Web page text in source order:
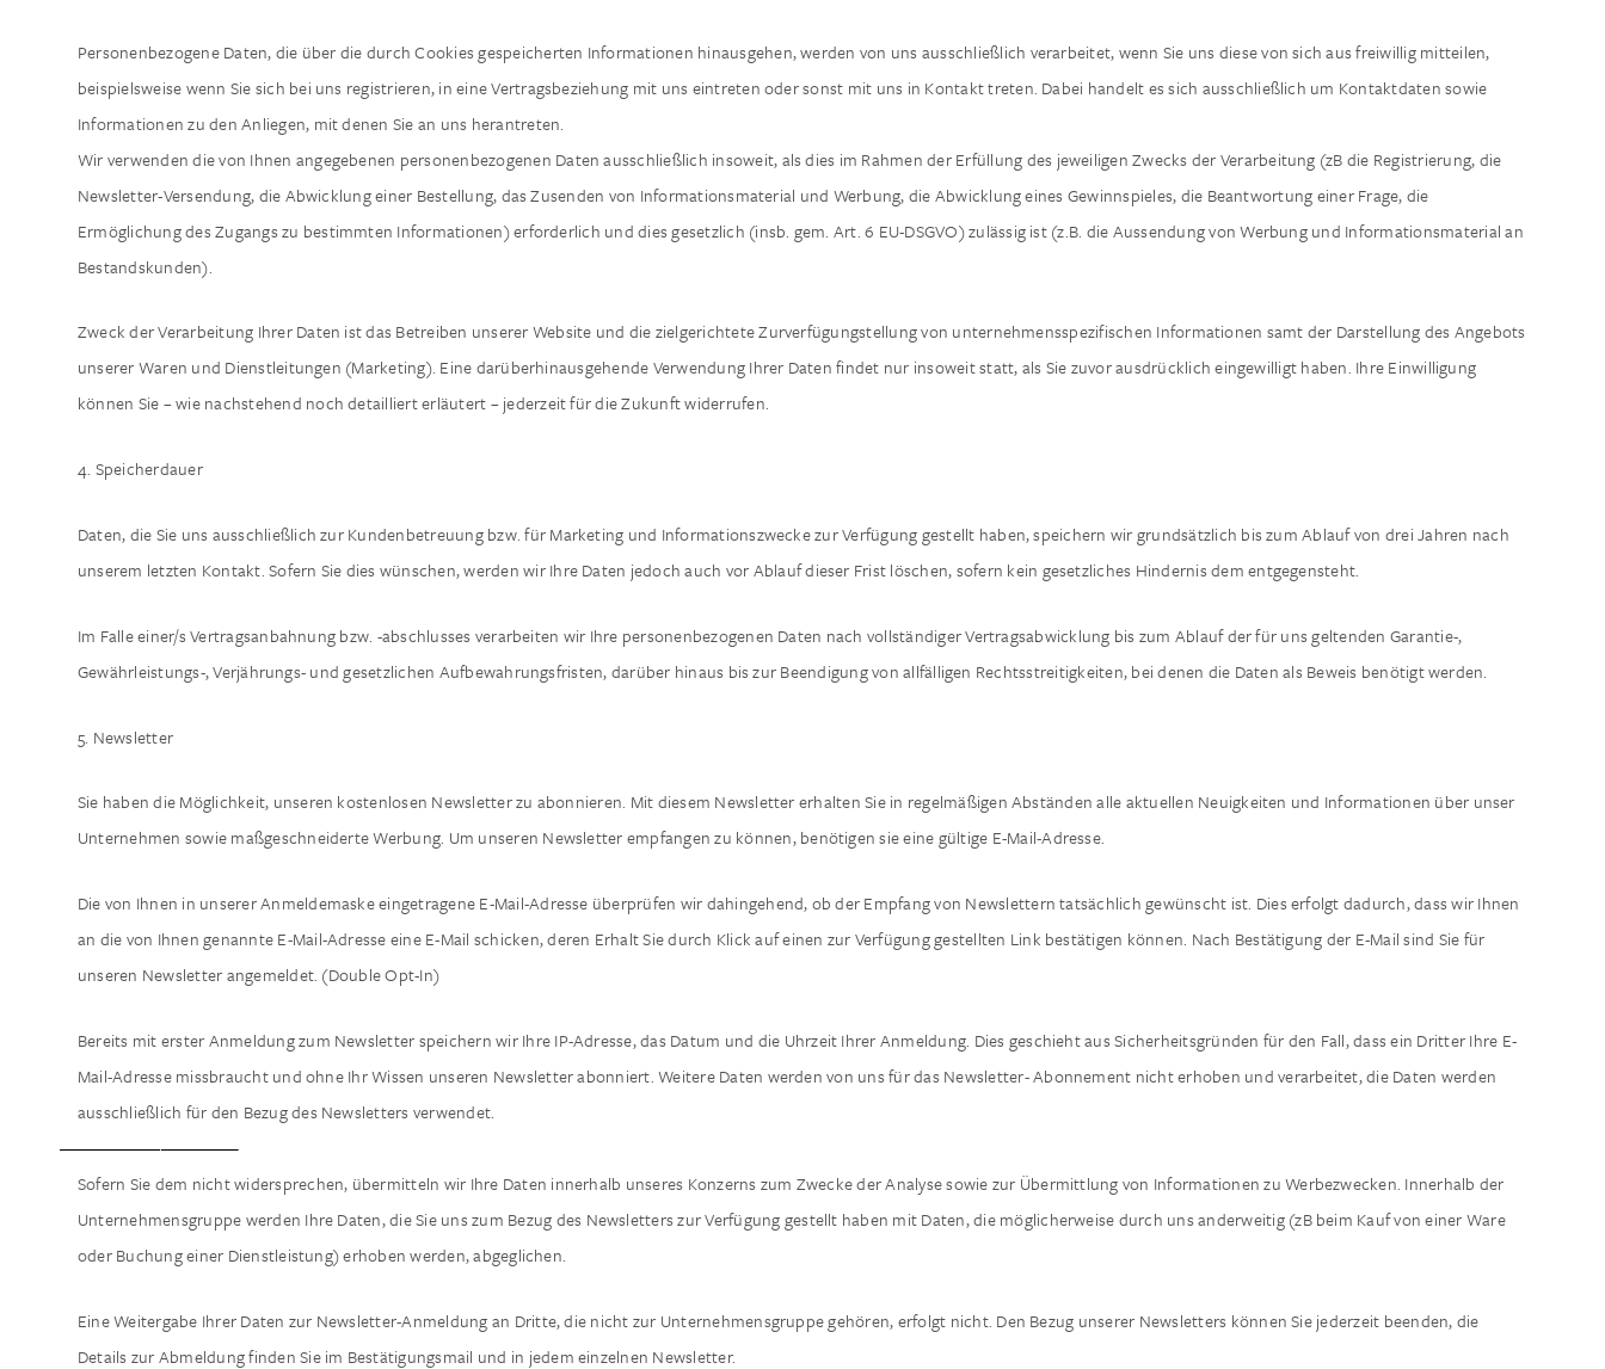
Personenbezogene Daten, die über die durch Cookies gespeicherten Informationen hinausgehen, werden von uns ausschließlich verarbeitet, wenn Sie uns diese von sich aus freiwillig mitteilen,
beispielsweise wenn Sie sich bei uns registrieren, in eine Vertragsbeziehung mit uns eintreten oder sonst mit uns in Kontakt treten. Dabei handelt es sich ausschließlich um Kontaktdaten sowie
Informationen zu den Anliegen, mit denen Sie an uns herantreten.
Wir verwenden die von Ihnen angegebenen personenbezogenen Daten ausschließlich insoweit, als dies im Rahmen der Erfüllung des jeweiligen Zwecks der Verarbeitung (zB die Registrierung, die
Newsletter-Versendung, die Abwicklung einer Bestellung, das Zusenden von Informationsmaterial und Werbung, die Abwicklung eines Gewinnspieles, die Beantwortung einer Frage, die
Ermöglichung des Zugangs zu bestimmten Informationen) erforderlich und dies gesetzlich (insb. gem. Art. 6 EU-DSGVO) zulässig ist (z.B. die Aussendung von Werbung und Informationsmaterial an
Bestandskunden).
Zweck der Verarbeitung Ihrer Daten ist das Betreiben unserer Website und die zielgerichtete Zurverfügungstellung von unternehmensspezifischen Informationen samt der Darstellung des Angebots
unserer Waren und Dienstleitungen (Marketing). Eine darüberhinausgehende Verwendung Ihrer Daten findet nur insoweit statt, als Sie zuvor ausdrücklich eingewilligt haben. Ihre Einwilligung
können Sie – wie nachstehend noch detailliert erläutert – jederzeit für die Zukunft widerrufen.
4. Speicherdauer
Daten, die Sie uns ausschließlich zur Kundenbetreuung bzw. für Marketing und Informationszwecke zur Verfügung gestellt haben, speichern wir grundsätzlich bis zum Ablauf von drei Jahren nach
unserem letzten Kontakt. Sofern Sie dies wünschen, werden wir Ihre Daten jedoch auch vor Ablauf dieser Frist löschen, sofern kein gesetzliches Hindernis dem entgegensteht.
Im Falle einer/s Vertragsanbahnung bzw. -abschlusses verarbeiten wir Ihre personenbezogenen Daten nach vollständiger Vertragsabwicklung bis zum Ablauf der für uns geltenden Garantie-,
Gewährleistungs-, Verjährungs- und gesetzlichen Aufbewahrungsfristen, darüber hinaus bis zur Beendigung von allfälligen Rechtsstreitigkeiten, bei denen die Daten als Beweis benötigt werden.
5. Newsletter
Sie haben die Möglichkeit, unseren kostenlosen Newsletter zu abonnieren. Mit diesem Newsletter erhalten Sie in regelmäßigen Abständen alle aktuellen Neuigkeiten und Informationen über unser
Unternehmen sowie maßgeschneiderte Werbung. Um unseren Newsletter empfangen zu können, benötigen sie eine gültige E-Mail-Adresse.
Die von Ihnen in unserer Anmeldemaske eingetragene E-Mail-Adresse überprüfen wir dahingehend, ob der Empfang von Newslettern tatsächlich gewünscht ist. Dies erfolgt dadurch, dass wir Ihnen
an die von Ihnen genannte E-Mail-Adresse eine E-Mail schicken, deren Erhalt Sie durch Klick auf einen zur Verfügung gestellten Link bestätigen können. Nach Bestätigung der E-Mail sind Sie für
unseren Newsletter angemeldet. (Double Opt-In)
Bereits mit erster Anmeldung zum Newsletter speichern wir Ihre IP-Adresse, das Datum und die Uhrzeit Ihrer Anmeldung. Dies geschieht aus Sicherheitsgründen für den Fall, dass ein Dritter Ihre E-
Mail-Adresse missbraucht und ohne Ihr Wissen unseren Newsletter abonniert. Weitere Daten werden von uns für das Newsletter- Abonnement nicht erhoben und verarbeitet, die Daten werden
ausschließlich für den Bezug des Newsletters verwendet.
Sofern Sie dem nicht widersprechen, übermitteln wir Ihre Daten innerhalb unseres Konzerns zum Zwecke der Analyse sowie zur Übermittlung von Informationen zu Werbezwecken. Innerhalb der
Unternehmensgruppe werden Ihre Daten, die Sie uns zum Bezug des Newsletters zur Verfügung gestellt haben mit Daten, die möglicherweise durch uns anderweitig (zB beim Kauf von einer Ware
oder Buchung einer Dienstleistung) erhoben werden, abgeglichen.
Eine Weitergabe Ihrer Daten zur Newsletter-Anmeldung an Dritte, die nicht zur Unternehmensgruppe gehören, erfolgt nicht. Den Bezug unserer Newsletters können Sie jederzeit beenden, die
Details zur Abmeldung finden Sie im Bestätigungsmail und in jedem einzelnen Newsletter.